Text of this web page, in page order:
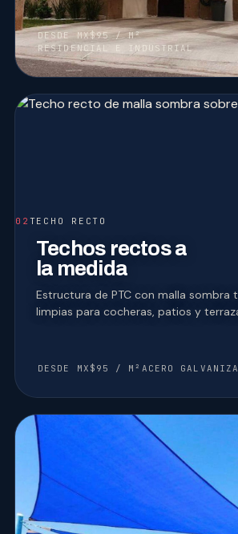
DESDE MX$95 / M²
RESIDENCIAL E INDUSTRIAL
02 TECHO RECTO
Techos rectos a
la medida
Estructura de PTC con malla sombra
limpias para cocheras, patios y
DESDE MX$95 / M² ACERO